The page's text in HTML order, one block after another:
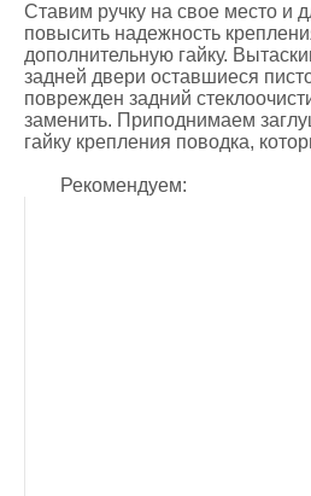
Ставим ручку на свое место и
повысить надежность
дополнительную гайку.
задней двери оставшиеся
поврежден задний
заменить. Приподнимаем
гайку крепления поводка,
Рекомендуем: